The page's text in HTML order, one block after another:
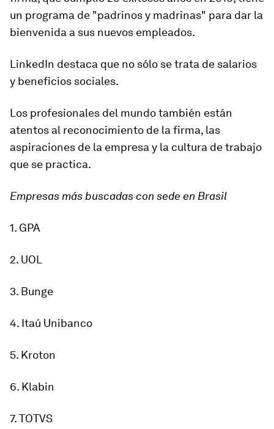
un programa de "padrinos y madrinas" para dar la
bienvenida a sus nuevos empleados.
LinkedIn destaca que no sólo se trata de salarios
y beneficios sociales.
Los profesionales del mundo también están
atentos al reconocimiento de la firma, las
aspiraciones de la empresa y la cultura de trabajo
que se practica.
Empresas más buscadas con sede en Brasil
1. GPA
2. UOL
3. Bunge
4. Itaú Unibanco
5. Kroton
6. Klabin
7. TOTVS